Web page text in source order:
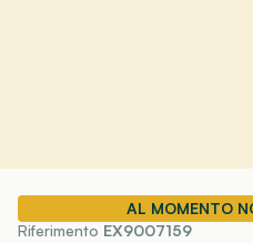
AL MOMENTO
Riferimento EX9007159